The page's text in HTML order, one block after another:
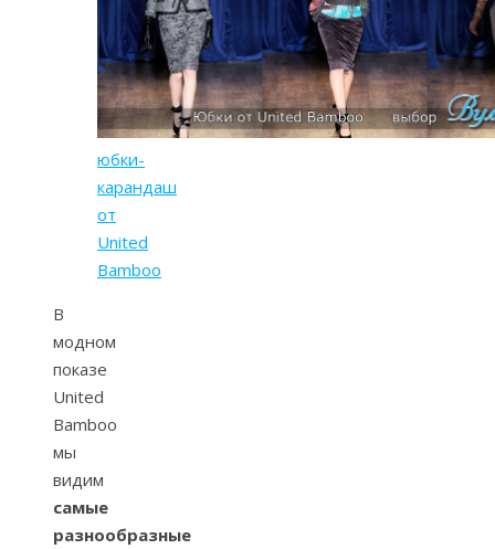
юбки-
карандаш
от
United
Bamboo
В
модном
показе
United
Bamboo
мы
видим
самые
разнообразные